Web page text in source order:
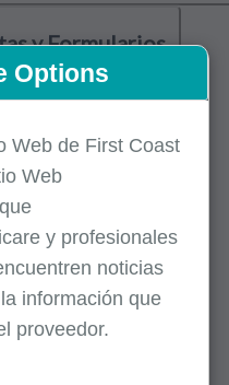
y Formularios
Options
Web de First Coast
Web
y profesionales
noticias
información que
proveedor.